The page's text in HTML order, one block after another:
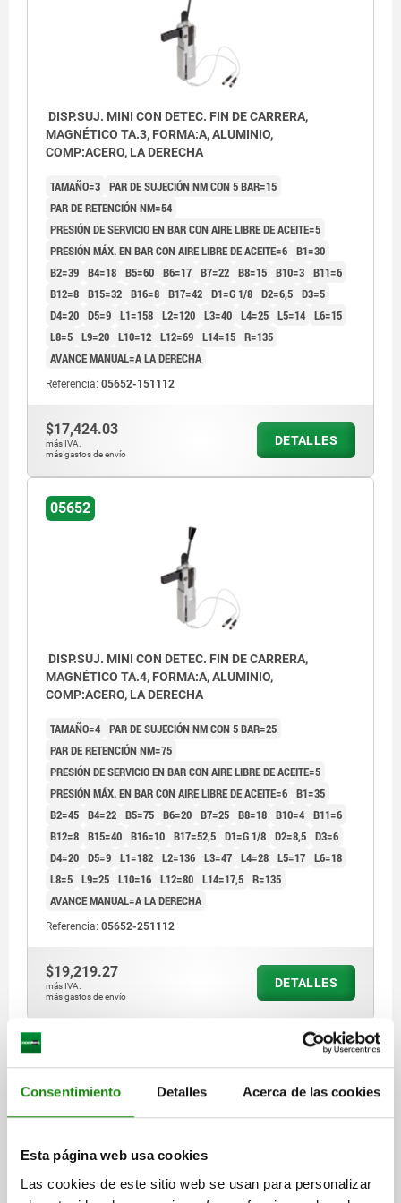
Consentimiento Detalles Acerca de las cookies
Esta página web usa cookies
Las cookies de este sitio web se usan para personalizar
DISP.SUJ. MINI CON DETEC. FIN DE CARRERA,
MAGNÉTICO TA.3, FORMA:A, ALUMINIO,
COMP:ACERO, LA DERECHA
TAMAÑO=3 PAR DE SUJECIÓN NM CON 5 BAR=15
PAR DE RETENCIÓN NM=54
PRESIÓN DE SERVICIO EN BAR CON AIRE LIBRE DE ACEITE=5
PRESIÓN MÁX. EN BAR CON AIRE LIBRE DE ACEITE=6 B1=30
B2=39 B4=18 B5=60 B6=17 B7=22 B8=15 B10=3 B11=6
B12=8 B15=32 B16=8 B17=42 D1=G 1/8 D2=6,5 D3=5
D4=20 D5=9 L1=158 L2=120 L3=40 L4=25 L5=14 L6=15
L8=5 L9=20 L10=12 L12=69 L14=15 R=135
AVANCE MANUAL=A LA DERECHA
Referencia: 05652-151112
$17,424.03
más IVA.
más gastos de envío
DETALLES
05652
DISP.SUJ. MINI CON DETEC. FIN DE CARRERA,
MAGNÉTICO TA.4, FORMA:A, ALUMINIO,
COMP:ACERO, LA DERECHA
TAMAÑO=4 PAR DE SUJECIÓN NM CON 5 BAR=25
PAR DE RETENCIÓN NM=75
PRESIÓN DE SERVICIO EN BAR CON AIRE LIBRE DE ACEITE=5
PRESIÓN MÁX. EN BAR CON AIRE LIBRE DE ACEITE=6 B1=35
B2=45 B4=22 B5=75 B6=20 B7=25 B8=18 B10=4 B11=6
B12=8 B15=40 B16=10 B17=52,5 D1=G 1/8 D2=8,5 D3=6
D4=20 D5=9 L1=182 L2=136 L3=47 L4=28 L5=17 L6=18
L8=5 L9=25 L10=16 L12=80 L14=17,5 R=135
AVANCE MANUAL=A LA DERECHA
Referencia: 05652-251112
$19,219.27
más IVA.
más gastos de envío
DETALLES
DISP.SUJ. MINI W.O END POSITION FEEDBACK TA.2,